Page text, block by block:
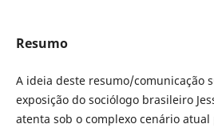
Resumo
A ideia deste resumo/comunicação
exposição do sociólogo brasileiro
atenta sob o complexo cenário